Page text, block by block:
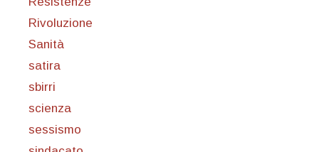
Rivoluzione
Sanità
satira
sbirri
scienza
sessismo